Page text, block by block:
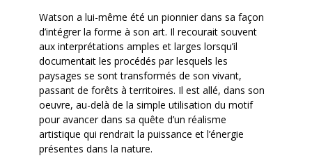
Watson a lui-même été un pionnier dans sa façon
d’intégrer la forme à son art. Il recourait souvent
aux interprétations amples et larges lorsqu’il
documentait les procédés par lesquels les
paysages se sont transformés de son vivant,
passant de forêts à territoires. Il est allé, dans son
oeuvre, au-delà de la simple utilisation du motif
pour avancer dans sa quête d’un réalisme
artistique qui rendrait la puissance et l’énergie
présentes dans la nature.